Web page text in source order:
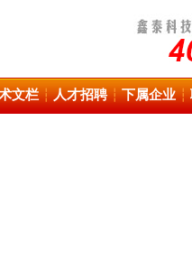
文栏┆人才招聘┆下属企业┆